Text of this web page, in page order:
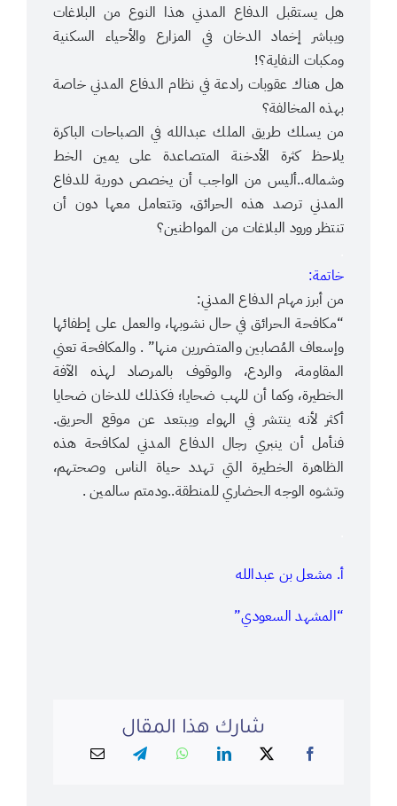
هل يستقبل الدفاع المدني هذا النوع من البلاغات
ويباشر إخماد الدخان في المزارع والأحياء السكنية
ومكبات النفاية؟!
هل هناك عقوبات رادعة في نظام الدفاع المدني خاصة
بهذه المخالفة؟
من يسلك طريق الملك عبدالله في الصباحات الباكرة
يلاحظ كثرة الأدخنة المتصاعدة على يمين الخط
وشماله..أليس من الواجب أن يخصص دورية للدفاع
المدني ترصد هذه الحرائق، وتتعامل معها دون أن
تنتظر ورود البلاغات من المواطنين؟
خاتمة:
من أبرز مهام الدفاع المدني:
“مكافحة الحرائق في حال نشوبها، والعمل على إطفائها
وإسعاف المُصابين والمتضررين منها” . والمكافحة تعني
المقاومة، والردع، والوقوف بالمرصاد لهذه الآفة
الخطيرة، وكما أن للهب ضحايا؛ فكذلك للدخان ضحايا
أكثر لأنه ينتشر في الهواء ويبتعد عن موقع الحريق.
فنأمل أن ينبري رجال الدفاع المدني لمكافحة هذه
الظاهرة الخطيرة التي تهدد حياة الناس وصحتهم،
وتشوه الوجه الحضاري للمنطقة..ودمتم سالمين .
أ. مشعل بن عبدالله
“المشهد السعودي”
شارك هذا المقال